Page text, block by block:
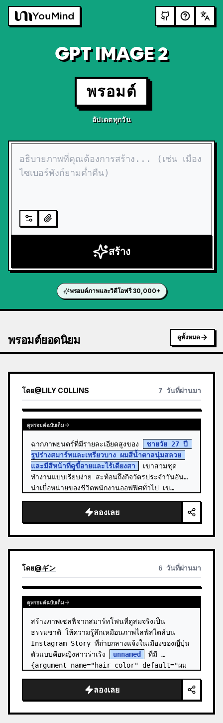
GPT IMAGE 2
พรอมต์
อัปเดตทุกวัน
สร้าง
พรอมต์ภาพและวิดีโอฟรี 30,000+
พรอมต์ยอดนิยม ดูทั้งหมด
โดย@LILY COLLINS 7 วันที่ผ่านมา
ดูพรอมต์ฉบับเต็ม
ฉากภาพยนตร์ที่มีรายละเอียดสูงของ
ชายวัย 27 ปี
รูปร่างสมาร์ทและเพรียวบาง ผมสีน้ำตาลนุ่มสลวย
และมีสีหน้าที่ดูขี้อายและไร้เดียงสา
เขาสวมชุด
ทำงานแบบเรียบง่าย สะท้อนถึงกิจวัตรประจำวันอัน
น่าเบื่อหน่ายของชีวิตพนักงานออฟฟิศทั่วไป เข…
ลองเลย
โดย@ギン 6 วันที่ผ่านมา
ดูพรอมต์ฉบับเต็ม
สร้างภาพเซลฟี่จากสมาร์ทโฟนที่ดูสมจริงเป็น
ธรรมชาติ ให้ความรู้สึกเหมือนภาพไลฟ์สไตล์บน
Instagram Story ที่ถ่ายกลางแจ้งในเมืองของญี่ปุ่น
ตัวแบบคือหญิงสาวร่าเริง
unnamed
ที่มี
{argument name="hair color" default="ผม
ลองเลย